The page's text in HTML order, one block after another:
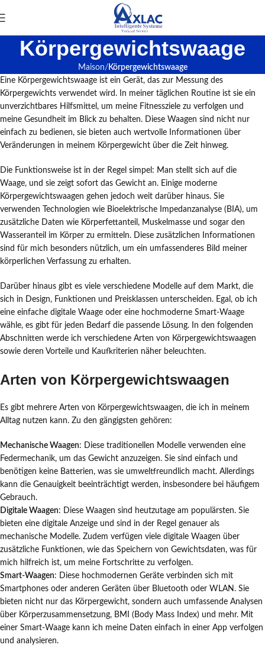
Körpergewichtswaage
Maison
Körpergewichtswaage
Eine Körpergewichtswaage ist ein Gerät, das zur Messung des
Körpergewichts verwendet wird. In meiner täglichen Routine ist sie ein
unverzichtbares Hilfsmittel, um meine Fitnessziele zu verfolgen und
meine Gesundheit im Blick zu behalten. Diese Waagen sind nicht nur
einfach zu bedienen, sie bieten auch wertvolle Informationen über
Veränderungen in meinem Körpergewicht über die Zeit hinweg.
Die Funktionsweise ist in der Regel simpel: Man stellt sich auf die
Waage, und sie zeigt sofort das Gewicht an. Einige moderne
Körpergewichtswaagen gehen jedoch weit darüber hinaus. Sie
verwenden Technologien wie Bioelektrische Impedanzanalyse (BIA), um
zusätzliche Daten wie Körperfettanteil, Muskelmasse und sogar den
Wasseranteil im Körper zu ermitteln. Diese zusätzlichen Informationen
sind für mich besonders nützlich, um ein umfassenderes Bild meiner
körperlichen Verfassung zu erhalten.
Darüber hinaus gibt es viele verschiedene Modelle auf dem Markt, die
sich in Design, Funktionen und Preisklassen unterscheiden. Egal, ob ich
eine einfache digitale Waage oder eine hochmoderne Smart-Waage
wähle, es gibt für jeden Bedarf die passende Lösung. In den folgenden
Abschnitten werde ich verschiedene Arten von Körpergewichtswaagen
sowie deren Vorteile und Kaufkriterien näher beleuchten.
Arten von Körpergewichtswaagen
Es gibt mehrere Arten von Körpergewichtswaagen, die ich in meinem
Alltag nutzen kann. Zu den gängigsten gehören:
Mechanische Waagen: Diese traditionellen Modelle verwenden eine
Federmechanik, um das Gewicht anzuzeigen. Sie sind einfach und
benötigen keine Batterien, was sie umweltfreundlich macht. Allerdings
kann die Genauigkeit beeinträchtigt werden, insbesondere bei häufigem
Gebrauch.
Digitale Waagen: Diese Waagen sind heutzutage am populärsten. Sie
bieten eine digitale Anzeige und sind in der Regel genauer als
mechanische Modelle. Zudem verfügen viele digitale Waagen über
zusätzliche Funktionen, wie das Speichern von Gewichtsdaten, was für
mich hilfreich ist, um meine Fortschritte zu verfolgen.
Smart-Waagen: Diese hochmodernen Geräte verbinden sich mit
Smartphones oder anderen Geräten über Bluetooth oder WLAN. Sie
bieten nicht nur das Körpergewicht, sondern auch umfassende Analysen
über Körperzusammensetzung, BMI (Body Mass Index) und mehr. Mit
einer Smart-Waage kann ich meine Daten einfach in einer App verfolgen
und analysieren.